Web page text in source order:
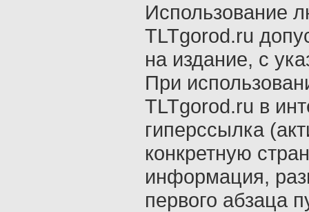
Использование
TLTgorod.ru
на издание, с
При
TLTgorod.ru в
гиперссылка
конкретную
информация,
первого абзаца